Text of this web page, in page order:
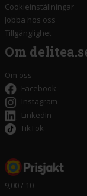
Cookieinställningar
Jobba hos oss
Tillgänglighet
Om
Om oss
Facebook
Instagram
LinkedIn
TikTok
9,00 / 10